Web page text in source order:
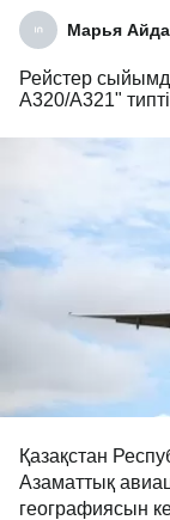
Марья
Рейстер
А320/А321"
Қазақстан
Азаматтық
географиясын